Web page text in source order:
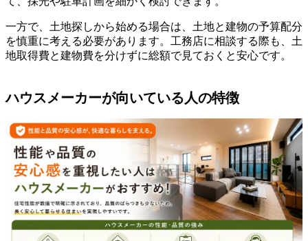
一方で、土地探しから始める場合は、土地と建物の予算配分
を慎重に考える必要があります。工務店に相談する際も、土
地取得費と建物費を分けずに総額で見ておくと安心です。
ハウスメーカーが向いている人の特徴